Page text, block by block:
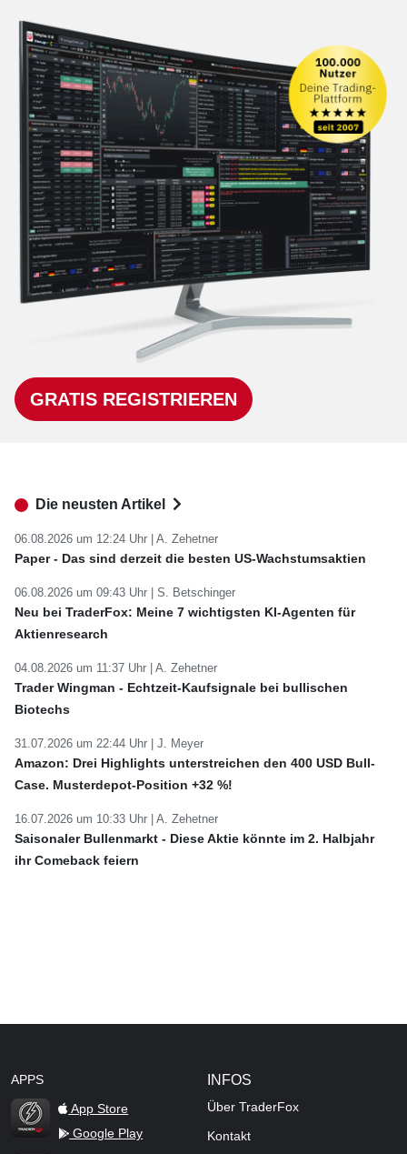
GRATIS REGISTRIEREN
Die neusten Artikel
06.08.2026 um 12:24 Uhr | A. Zehetner
Paper - Das sind derzeit die besten US-Wachstumsaktien
06.08.2026 um 09:43 Uhr | S. Betschinger
Neu bei TraderFox: Meine 7 wichtigsten KI-Agenten für
Aktienresearch
04.08.2026 um 11:37 Uhr | A. Zehetner
Trader Wingman - Echtzeit-Kaufsignale bei bullischen
Biotechs
31.07.2026 um 22:44 Uhr | J. Meyer
Amazon: Drei Highlights unterstreichen den 400 USD Bull-
Case. Musterdepot-Position +32 %!
16.07.2026 um 10:33 Uhr | A. Zehetner
Saisonaler Bullenmarkt - Diese Aktie könnte im 2. Halbjahr
ihr Comeback feiern
APPS
TraderFox Flash
App Store
Google Play
INFOS
Über TraderFox
Kontakt